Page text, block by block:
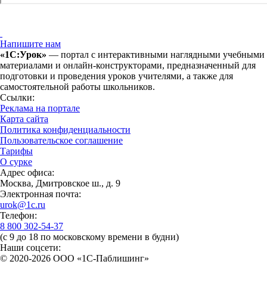
Напишите нам
«1С:Урок» — портал с интерактивными наглядными учебными
материалами и онлайн-конструкторами, предназначенный для
подготовки и проведения уроков учителями, а также для
самостоятельной работы школьников.
Ссылки:
Реклама на портале
Карта сайта
Политика конфиденциальности
Пользовательское соглашение
Тарифы
О сурке
Адрес офиса:
Москва, Дмитровское ш., д. 9
Электронная почта:
urok@1c.ru
Телефон:
8 800 302-54-37
(с 9 до 18 по московскому времени в будни)
Наши соцсети:
© 2020-2026 OOO «1С-Паблишинг»